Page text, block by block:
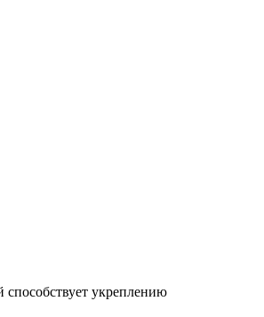
способствует укреплению